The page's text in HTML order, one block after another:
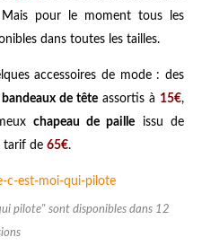
pour le moment tous les
dans toutes les tailles.
accessoires de mode : des
bandeaux de tête assortis à 15€,
chapeau de paille issu de
tarif de 65€.
pilote" sont disponibles dans 12